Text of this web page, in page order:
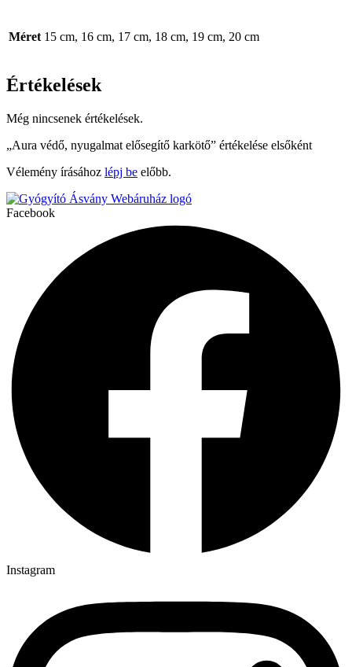
Méret 15 cm, 16 cm, 17 cm, 18 cm, 19 cm, 20 cm
Értékelések
Még nincsenek értékelések.
„Aura védő, nyugalmat elősegítő karkötő” értékelése elsőként
Vélemény írásához lépj be előbb.
Facebook
Instagram